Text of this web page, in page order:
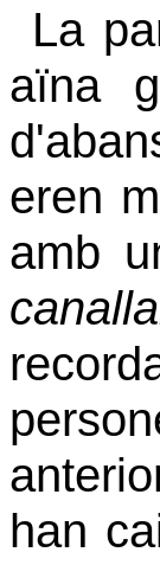
La
aïna
eren
amb
han